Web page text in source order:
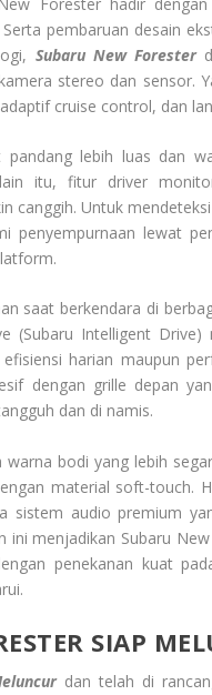
pembaruan desain
Subaru New Forester
stereo dan sensor.
cruise control, dan
lebih luas dan
itu, fitur driver
canggih. Untuk
penyempurnaan lewat
saat berkendara di
(Subaru Intelligent
harian maupun
dengan grille depan
dan di namis.
warna bodi yang lebih
material soft-touch.
sistem audio premium
ini menjadikan Subaru
penekanan kuat
SIAP
dan telah di